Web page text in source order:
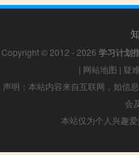
Copyright © 2012 - 2026 学习计划
| 网站地图 | 疑
声明：本站内容来自互联网，如信
会
本站仅为个人兴趣